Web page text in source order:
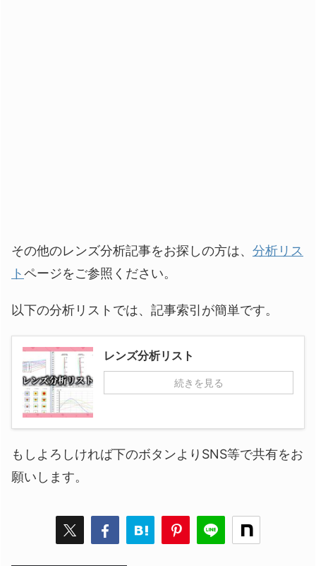
その他のレンズ分析記事をお探しの方は、 分析リス
トページをご参照ください。
以下の分析リストでは、記事索引が簡単です。
レンズ分析リスト
続きを見る
もしよろしければ下のボタンよりSNS等で共有をお
願いします。